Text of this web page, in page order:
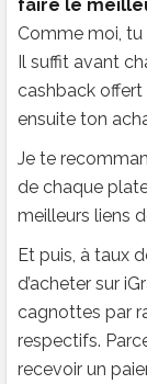
faire le
Comme moi, tu
Il suffit avant
cashback
ensuite ton
Je te
de chaque
meilleurs liens
Et puis, à taux
d’acheter sur
cagnottes par
respectifs.
recevoir un